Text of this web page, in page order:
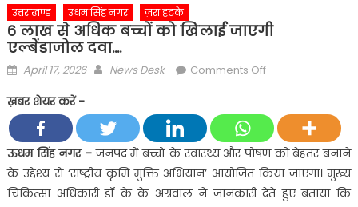
उत्तराखण्ड उधम सिंह नगर ज़रा हटके
6 लाख से अधिक बच्चों को खिलाई जाएगी
एल्बेंडाजोल दवा….
Posted
April 17, 2026 Author
News Desk Comments Offon
से
अधिक
बच्चों
को
खिलाई
ख़बर शेयर करें -
ऊधम सिंह नगर – जनपद में बच्चों के स्वास्थ्य और पोषण को बेहतर बनाने
के उद्देश्य से ‘राष्ट्रीय कृमि मुक्ति अभियान’ आयोजित किया जाएगा। मुख्य
चिकित्सा अधिकारी डॉ के के अग्रवाल ने जानकारी देते हुए बताया कि